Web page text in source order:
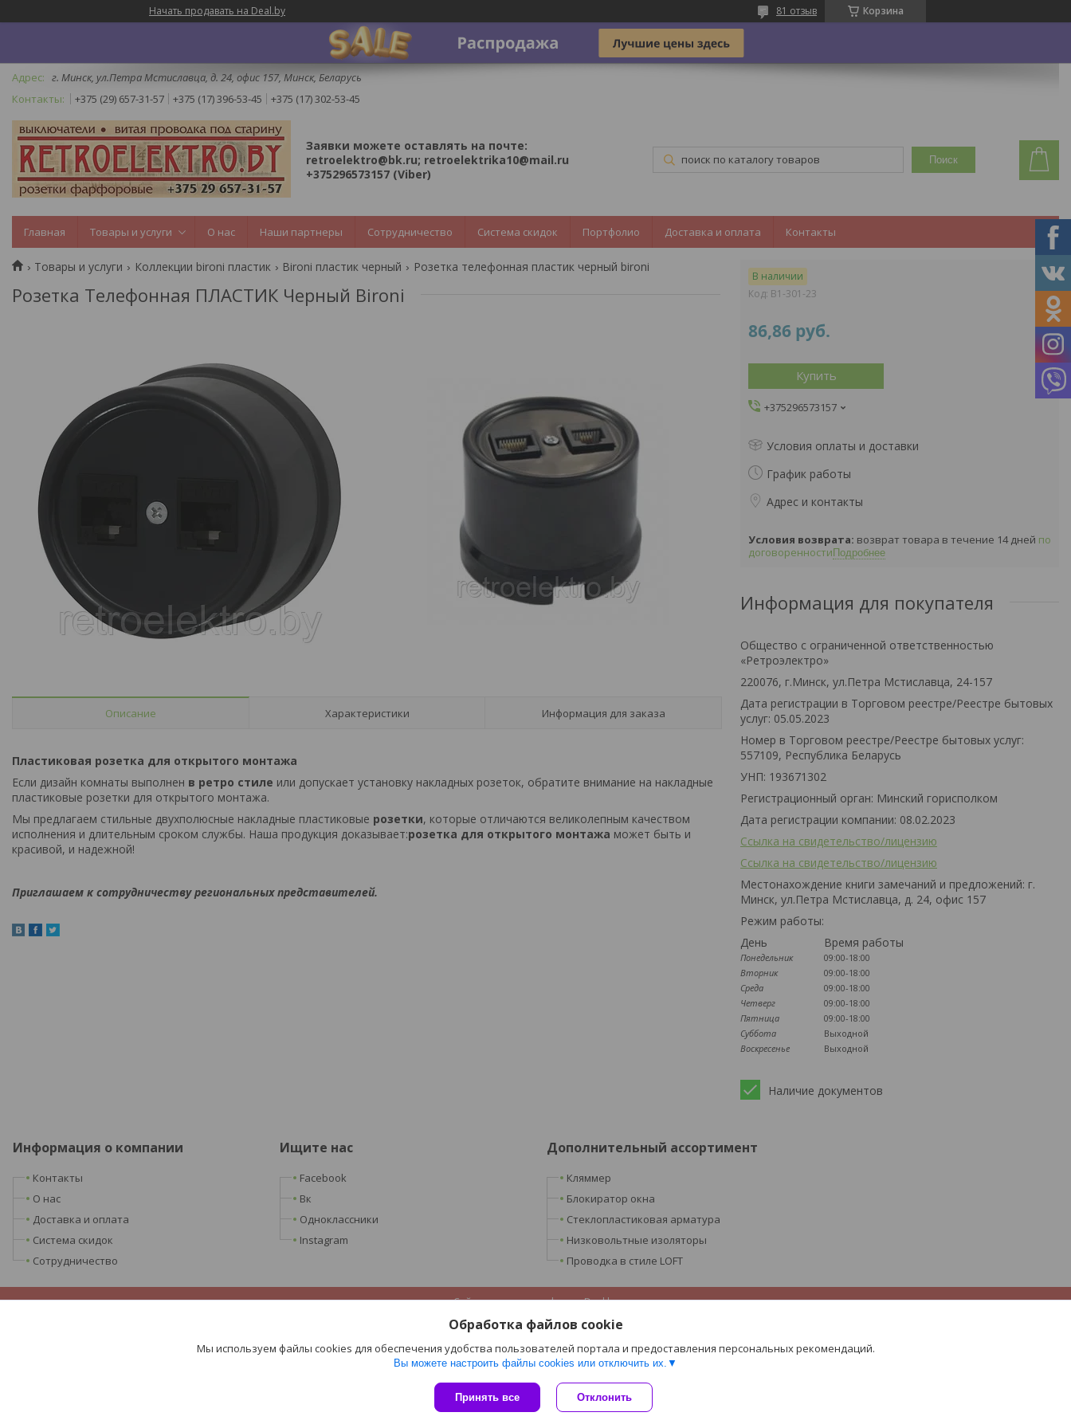
Начать продавать на Deal.by Корзина
81 отзыв
г. Минск, ул.Петра Мстиславца, д. 24, офис 157, Минск, Беларусь
+375 (29) 657-31-57
+375 (17) 396-53-45 +375 (17) 302-53-45
Заявки можете оставлять на почте:
retroelektro@bk.ru; retroelektrika10@mail.ru
+375296573157 (Viber)
Поиск
Главная Товары и услуги О нас Наши партнеры Сотрудничество Система скидок Портфолио Доставка и оплата Контакты
Товары и услуги Коллекции bironi пластик Bironi пластик черный Розетка телефонная пластик черный bironi
Розетка Телефонная ПЛАСТИК Черный Bironi
Описание Характеристики Информация для заказа
Пластиковая розетка для открытого монтажа
Если дизайн комнаты выполнен в ретро стиле или допускает установку накладных розеток, обратите внимание на накладные
пластиковые розетки для открытого монтажа.
Мы предлагаем стильные двухполюсные накладные пластиковые розетки, которые отличаются великолепным качеством
исполнения и длительным сроком службы. Наша продукция доказывает:розетка для открытого монтажа может быть и
красивой, и надежной!
Приглашаем к сотрудничеству региональных представителей.
В наличии
Код: B1-301-23
86,86 руб.
Купить
+375296573157
Условия оплаты и доставки
График работы
Адрес и контакты
возврат товара в течение 14 дней по
договоренности Подробнее
Информация для покупателя
Общество с ограниченной ответственностью
«Ретроэлектро»
220076, г.Минск, ул.Петра Мстиславца, 24-157
Дата регистрации в Торговом реестре/Реестре бытовых
услуг: 05.05.2023
Номер в Торговом реестре/Реестре бытовых услуг:
557109, Республика Беларусь
УНП: 193671302
Регистрационный орган: Минский горисполком
Дата регистрации компании: 08.02.2023
Ссылка на свидетельство/лицензию
Ссылка на свидетельство/лицензию
Местонахождение книги замечаний и предложений: г.
Минск, ул.Петра Мстиславца, д. 24, офис 157
Режим работы:
День
Время работы
Понедельник
09:00-18:00
Вторник
09:00-18:00
Среда
09:00-18:00
Четверг
09:00-18:00
Пятница
09:00-18:00
Суббота
Выходной
Воскресенье
Выходной
Наличие документов
Информация о компании
Контакты
О нас
Доставка и оплата
Система скидок
Сотрудничество
Ищите нас
Facebook
Вк
Одноклассники
Instagram
Дополнительный ассортимент
Кляммер
Блокиратор окна
Стеклопластиковая арматура
Низковольтные изоляторы
Проводка в стиле LOFT
Сайт создан на платформе Deal.by
Политика обработки файлов cookies
Обработка файлов cookie
Мы используем файлы cookies для обеспечения удобства пользователей портала и предоставления персональных рекомендаций.
Вы можете настроить файлы cookies или отключить их.
Принять все Отклонить
ООО «Ретроэлектро» |Пожаловаться на контент
Select Language▼